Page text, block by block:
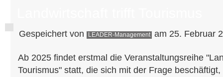
Gespeichert von LEADER-Management am 25. Februar
Ab 2025 findet erstmal die Veranstaltungsreihe
Tourismus" statt, die sich mit der Frage